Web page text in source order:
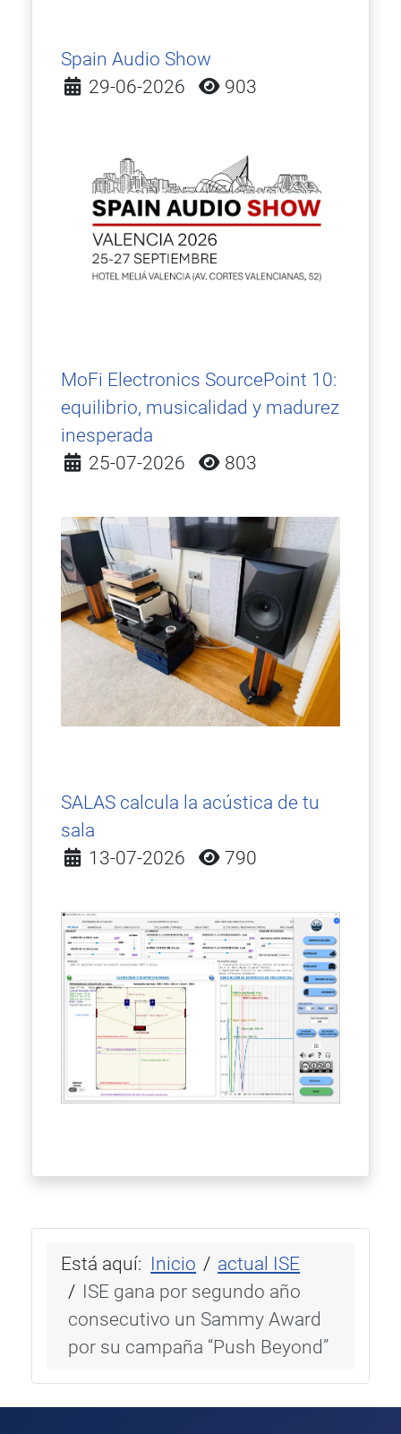
Spain Audio Show
Detalles
29-06-2026 903
MoFi Electronics SourcePoint 10:
equilibrio, musicalidad y madurez
inesperada
Detalles
25-07-2026 803
SALAS calcula la acústica de tu
sala
Detalles
13-07-2026 790
Está aquí: Inicio
actual ISE
ISE gana por segundo año
consecutivo un Sammy Award
por su campaña “Push Beyond”